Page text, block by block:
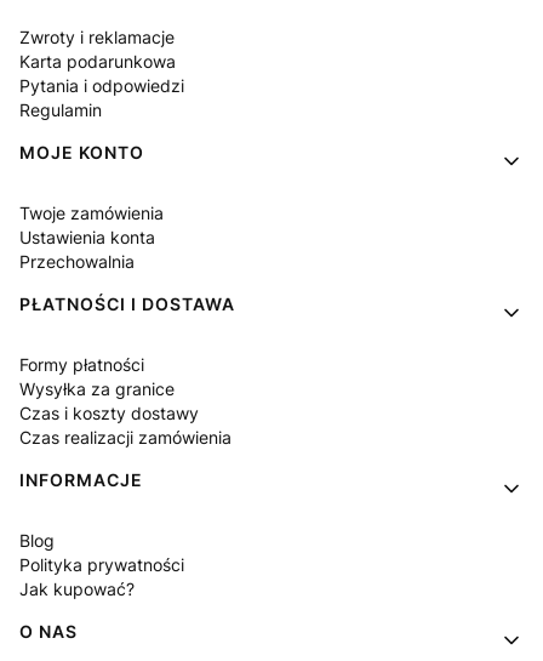
Zwroty i reklamacje
Karta podarunkowa
Pytania i odpowiedzi
Regulamin
MOJE KONTO
Twoje zamówienia
Ustawienia konta
Przechowalnia
PŁATNOŚCI I DOSTAWA
Formy płatności
Wysyłka za granice
Czas i koszty dostawy
Czas realizacji zamówienia
INFORMACJE
Blog
Polityka prywatności
Jak kupować?
O NAS